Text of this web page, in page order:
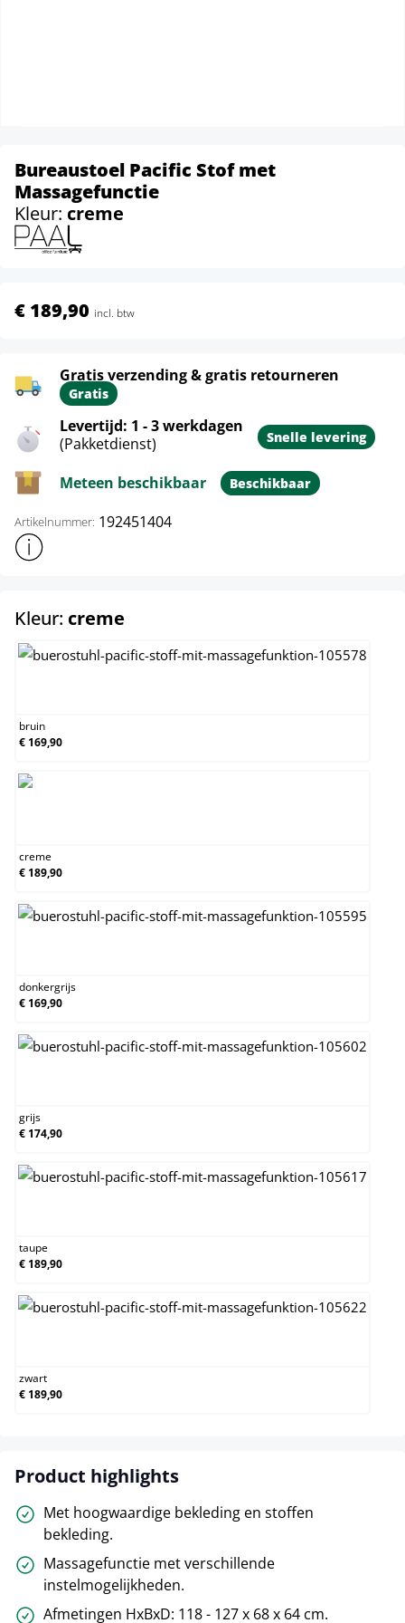
Bureaustoel Pacific Stof met
Massagefunctie
Kleur: creme
€ 189,90 incl. btw
Gratis verzending & gratis retourneren
Gratis
Levertijd: 1 - 3 werkdagen
(Pakketdienst)
Snelle levering
Meteen beschikbaar Beschikbaar
Artikelnummer: 192451404
Toon meer productinformatie
Kleur: creme
bruin
€ 169,90
creme
€ 189,90
donkergrijs
€ 169,90
grijs
€ 174,90
taupe
€ 189,90
zwart
€ 189,90
Product highlights
Met hoogwaardige bekleding en stoffen
bekleding.
Massagefunctie met verschillende
instelmogelijkheden.
Afmetingen HxBxD: 118 - 127 x 68 x 64 cm.